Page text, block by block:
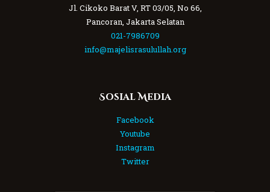
Jl. Cikoko Barat V, RT 03/05, No 66,
Pancoran, Jakarta Selatan
021-7986709
info@majelisrasulullah.org
Sosial Media
Facebook
Youtube
Instagram
Twitter